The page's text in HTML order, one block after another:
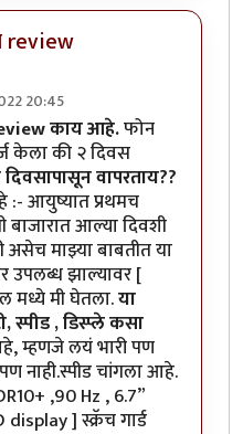
review
20:45
byबापूसाहेब
काय आहे.फोन
केला की २ दिवस
वापरताय??
:- आयुष्यात प्रथमच
बाजारात आल्या दिवशी
माझ्या बाबतीत या
उपलब्ध झाल्यावर [
मध्ये मी घेतला.या
स्पीड , डिस्प्ले कसा
म्हणजे लयं भारी पण
नाही.स्पीड चांगला आहे.
,90 Hz , 6.7”
] स्क्रॅच गार्ड